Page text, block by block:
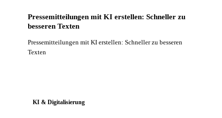
Pressemitteilungen mit KI erstellen: Schneller zu
besseren Texten
Pressemitteilungen mit KI erstellen: Schneller zu besseren
Texten
KI & Digitalisierung